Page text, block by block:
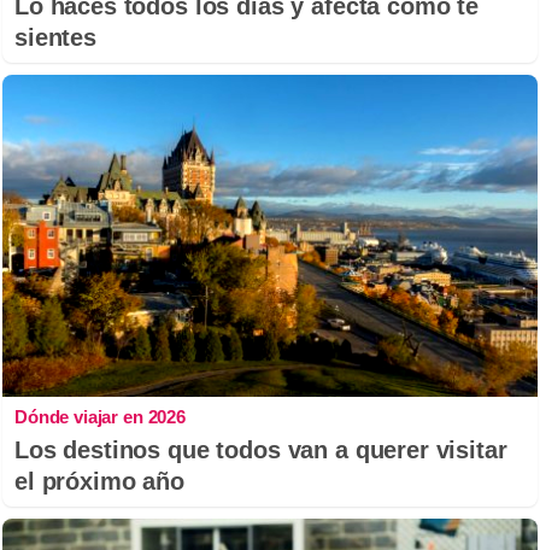
Lo haces todos los días y afecta cómo te
sientes
Dónde viajar en 2026
Los destinos que todos van a querer visitar
el próximo año